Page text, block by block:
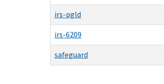
irs-pgld
irs-6209
safeguard